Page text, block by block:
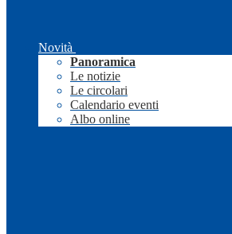
Novità
Panoramica
Le notizie
Le circolari
Calendario eventi
Albo online